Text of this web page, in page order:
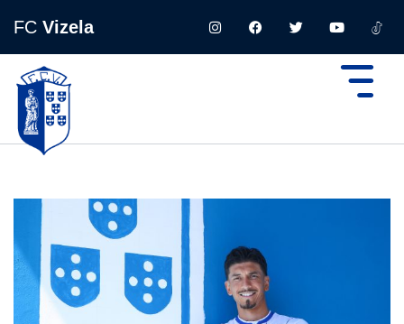
FC Vizela